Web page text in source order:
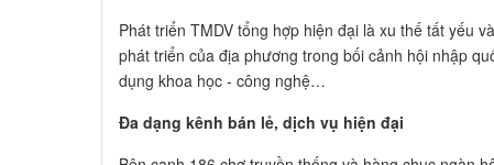
Phát triển TMDV tổng hợp hiện đại là xu thế tất yếu
phát triển của địa phương trong bối cảnh hội nhập
dụng khoa học - công nghệ…
Đa dạng kênh bán lẻ, dịch vụ hiện đại